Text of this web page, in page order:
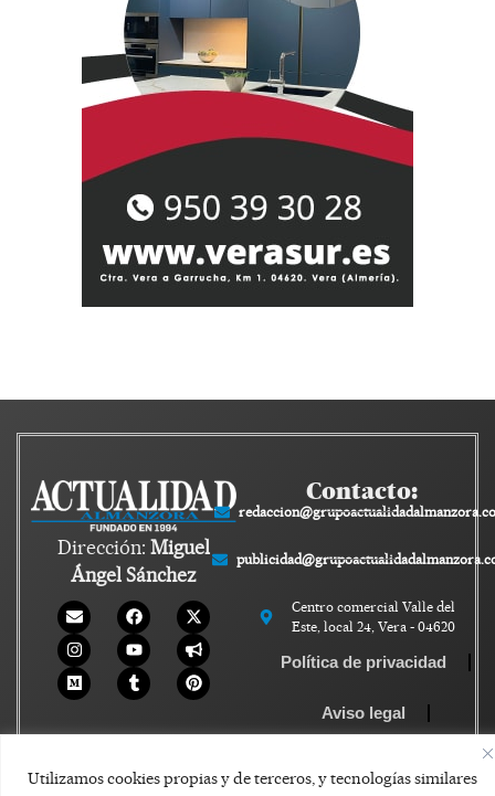
Utilizamos cookies propias y de terceros, y tecnologías similares
Dirección: Miguel
Ángel Sánchez
Contacto:
Centro comercial Valle del
Este, local 24, Vera - 04620
Política de privacidad
Aviso legal